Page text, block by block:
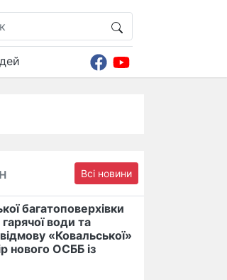
Всі новини
багатоповерхівки
води та
«Ковальської»
нового ОСББ із